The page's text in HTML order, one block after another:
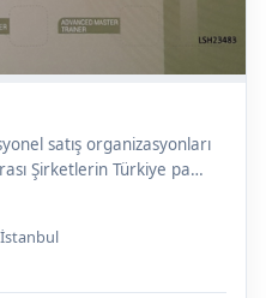
satış organizasyonları
Şirketlerin Türkiye pa…